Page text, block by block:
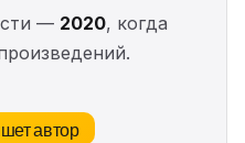
— 2020, когда
автор